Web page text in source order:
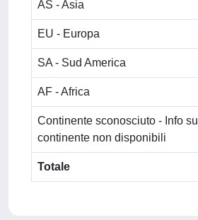
AS - Asia
EU - Europa
SA - Sud America
AF - Africa
Continente sconosciuto - Info sul
continente non disponibili
Totale